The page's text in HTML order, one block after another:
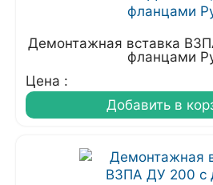
Демонтажная вставка
фланцами
Цена :
Добавить в